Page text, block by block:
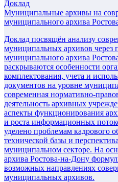
Доклад
Муниципальные архивы на
муниципального архива
Доклад посвящён анализу
муниципальных архивов через
муниципального архива
раскрываются особенности
комплектования, учета и
документов на уровне
современная нормативно-
деятельность архивных
аспекты функционирования
и роста информационных
уделено проблемам кадрового
технической базы и
муниципальном секторе. На
архива Ростова-на-Дону
возможных направлениях
муниципальных архивов.